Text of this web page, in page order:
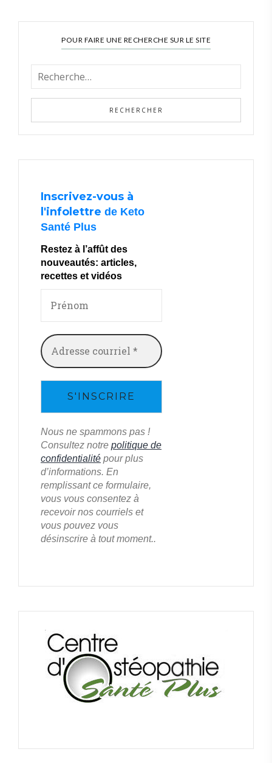
POUR FAIRE UNE RECHERCHE SUR LE SITE
Inscrivez-vous à
l'infolettre de Keto
Santé Plus
Restez à l’affût des
nouveautés: articles,
recettes et vidéos
Nous ne spammons pas !
Consultez notre politique de
confidentialité pour plus
d’informations. En
remplissant ce formulaire,
vous vous consentez à
recevoir nos courriels et
vous pouvez vous
désinscrire à tout moment..